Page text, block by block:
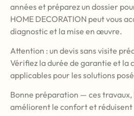
années et préparez un dossier
HOME DECORATION peut vous
diagnostic et la mise en œuvre.
Attention : un devis sans visite
Vérifiez la durée de garantie et la
applicables pour les solutions
Bonne préparation — ces travaux,
améliorent le confort et réduisent